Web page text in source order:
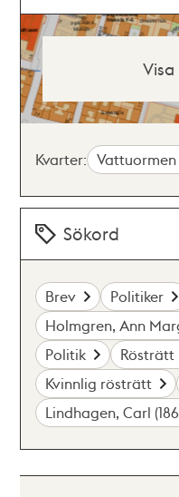
Kvarter: Vattuormen
Sökord
Brev
Politiker
Holmgren, Ann
Politik
Rösträtt
Kvinnlig rösträtt
Lindhagen, Carl